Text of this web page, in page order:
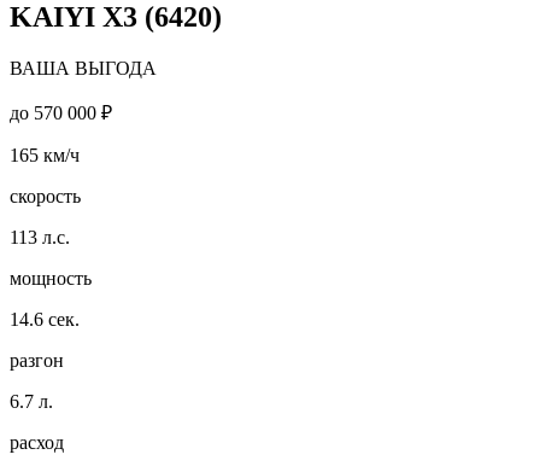
KAIYI X3 (6420)
ВАША ВЫГОДА
до 570 000 ₽
165 км/ч
скорость
113 л.с.
мощность
14.6 сек.
разгон
6.7 л.
расход